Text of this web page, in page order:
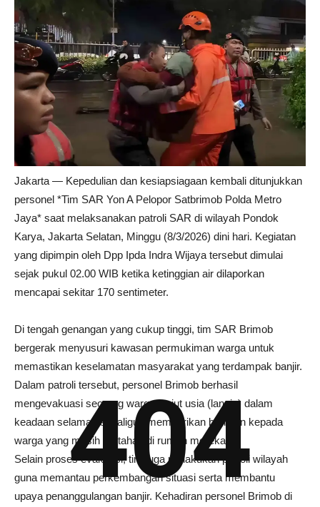
Jakarta — Kepedulian dan kesiapsiagaan kembali ditunjukkan
personel *Tim SAR Yon A Pelopor Satbrimob Polda Metro
Jaya* saat melaksanakan patroli SAR di wilayah Pondok
Karya, Jakarta Selatan, Minggu (8/3/2026) dini hari. Kegiatan
yang dipimpin oleh Dpp Ipda Indra Wijaya tersebut dimulai
sejak pukul 02.00 WIB ketika ketinggian air dilaporkan
mencapai sekitar 170 sentimeter.
Di tengah genangan yang cukup tinggi, tim SAR Brimob
bergerak menyusuri kawasan permukiman warga untuk
memastikan keselamatan masyarakat yang terdampak banjir.
Dalam patroli tersebut, personel Brimob berhasil
mengevakuasi seorang warga lanjut usia (lansia) dalam
keadaan selamat, sekaligus memberikan bantuan kepada
warga yang masih bertahan di rumah mereka.
Selain proses evakuasi, tim juga melakukan patroli wilayah
guna memantau perkembangan situasi serta membantu
upaya penanggulangan banjir. Kehadiran personel Brimob di
404